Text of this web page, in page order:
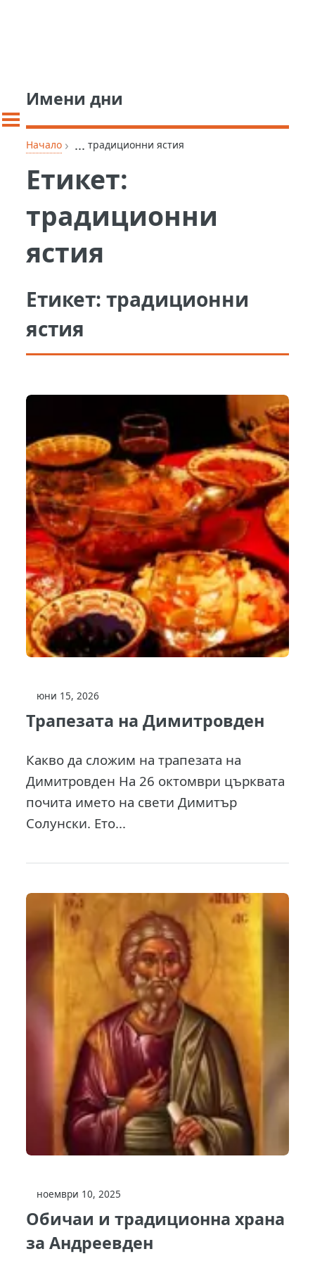
Имени дни
Начало › ... традиционни ястия
Етикет:
традиционни
ястия
Етикет:традиционни
ястия
юни 15, 2026
Трапезата на Димитровден
Какво да сложим на трапезата на
Димитровден На 26 октомври църквата
почита името на свети Димитър
Солунски. Ето...
ноември 10, 2025
Обичаи и традиционна храна
за Андреевден